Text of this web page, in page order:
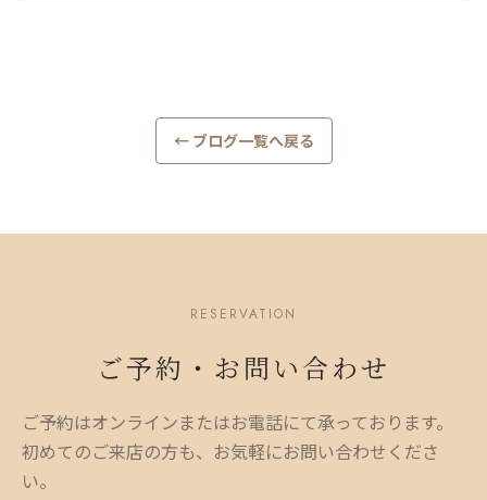
← ブログ一覧へ戻る
RESERVATION
ご予約・お問い合わせ
ご予約はオンラインまたはお電話にて承っております。
初めてのご来店の方も、お気軽にお問い合わせくださ
い。